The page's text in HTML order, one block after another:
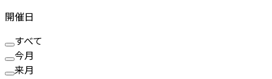
開催日
すべて
今月
来月